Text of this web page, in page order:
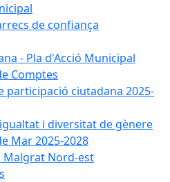
de confiança
- Pla d'Acció Municipal
Comptes
participació ciutadana 2025-
i diversitat de gènere
Mar 2025-2028
Malgrat Nord-est